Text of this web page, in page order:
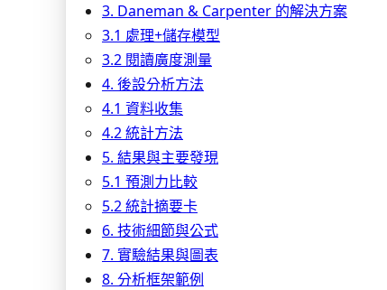
3. Daneman & Carpenter 的解決方案
3.1 處理+儲存模型
3.2 閱讀廣度測量
4. 後設分析方法
4.1 資料收集
4.2 統計方法
5. 結果與主要發現
5.1 預測力比較
5.2 統計摘要卡
6. 技術細節與公式
7. 實驗結果與圖表
8. 分析框架範例